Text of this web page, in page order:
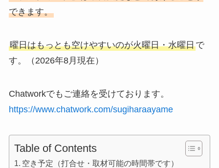
できます。
曜日はもっとも空けやすいのが火曜日・水曜日で
す。（2026年8月現在）
Chatworkでもご連絡を受けております。
https://www.chatwork.com/sugiharaayame
Table of Contents
空き予定（打合せ・取材可能の時間帯です）